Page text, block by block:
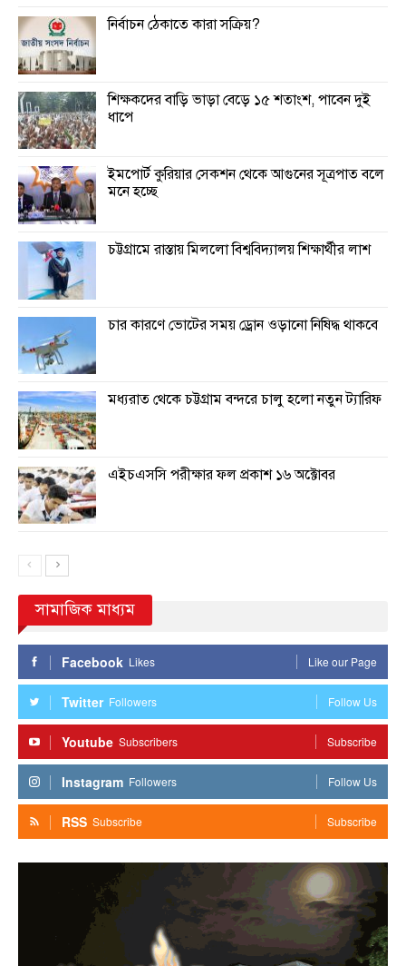
নির্বাচন ঠেকাতে কারা সক্রিয়?
শিক্ষকদের বাড়ি ভাড়া বেড়ে ১৫ শতাংশ, পাবেন দুই
ধাপে
ইমপোর্ট কুরিয়ার সেকশন থেকে আগুনের সূত্রপাত বলে
মনে হচ্ছে
চট্টগ্রামে রাস্তায় মিললো বিশ্ববিদ্যালয় শিক্ষার্থীর লাশ
চার কারণে ভোটের সময় ড্রোন ওড়ানো নিষিদ্ধ থাকবে
মধ্যরাত থেকে চট্টগ্রাম বন্দরে চালু হলো নতুন ট্যারিফ
এইচএসসি পরীক্ষার ফল প্রকাশ ১৬ অক্টোবর
সামাজিক মাধ্যম
Facebook Likes Like our Page
Twitter Followers Follow Us
Youtube Subscribers Subscribe
Instagram Followers Follow Us
RSS Subscribe Subscribe